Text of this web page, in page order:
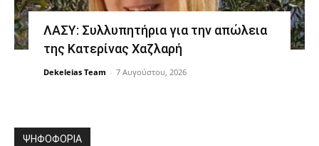
ΛΑΣΥ: Συλλυπητήρια για την απώλεια
της Κατερίνας Χαζλαρή
Dekeleias Team - 7 Αυγούστου, 2026
ΨΗΦΟΦΟΡΙΑ